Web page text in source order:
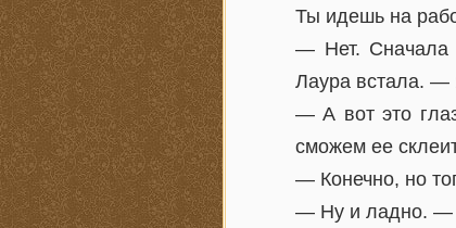
Ты идешь на
— Нет. Сначала
Лаура встала. —
— А вот это
сможем ее
— Конечно, но
— Ну и ладно. —